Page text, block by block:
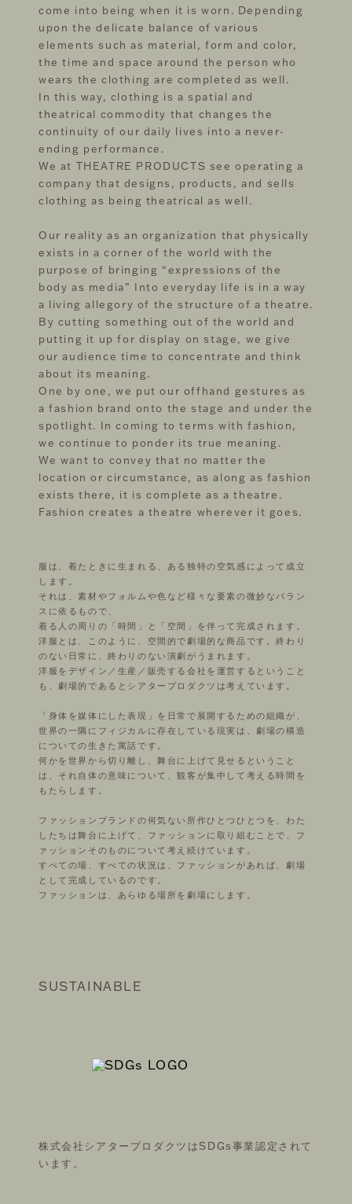
come into being when it is worn. Depending
upon the delicate balance of various
elements such as material, form and color,
the time and space around the person who
wears the clothing are completed as well.
In this way, clothing is a spatial and
theatrical commodity that changes the
continuity of our daily lives into a never-
ending performance.
We at THEATRE PRODUCTS see operating a
company that designs, products, and sells
clothing as being theatrical as well.
Our reality as an organization that physically
exists in a corner of the world with the
purpose of bringing “expressions of the
body as media” Into everyday life is in a way
a living allegory of the structure of a theatre.
By cutting something out of the world and
putting it up for display on stage, we give
our audience time to concentrate and think
about its meaning.
One by one, we put our offhand gestures as
a fashion brand onto the stage and under the
spotlight. In coming to terms with fashion,
we continue to ponder its true meaning.
We want to convey that no matter the
location or circumstance, as along as fashion
exists there, it is complete as a theatre.
Fashion creates a theatre wherever it goes.
服は、着たときに生まれる、ある独特の空気感によって成立
します。
それは、素材やフォルムや色など様々な要素の微妙なバラン
スに依るもので、
着る人の周りの「時間」と「空間」を伴って完成されます。
洋服とは、このように、空間的で劇場的な商品です。終わり
のない日常に、終わりのない演劇がうまれます。
洋服をデザイン／生産／販売する会社を運営するということ
も、劇場的であるとシアタープロダクツは考えています。
「身体を媒体にした表現」を日常で展開するための組織が、
世界の一隅にフィジカルに存在している現実は、劇場の構造
についての生きた寓話です。
何かを世界から切り離し、舞台に上げて見せるということ
は、それ自体の意味について、観客が集中して考える時間を
もたらします。
ファッションブランドの何気ない所作ひとつひとつを、わた
したちは舞台に上げて、ファッションに取り組むことで、フ
ァッションそのものについて考え続けています。
すべての場、すべての状況は、ファッションがあれば、劇場
として完成しているのです。
ファッションは、あらゆる場所を劇場にします。
SUSTAINABLE
株式会社シアタープロダクツはSDGs事業認定されて
います。